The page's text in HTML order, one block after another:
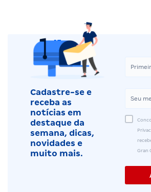
Cadastre-se e
receba as
notícias em
destaque da
semana, dicas,
novidades e
muito mais.
Gran